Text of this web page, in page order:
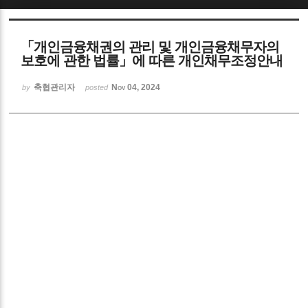
「개인금융채권의 관리 및 개인금융채무자의
보호에 관한 법률」에 따른 개인채무조정안내
by 축협관리자 posted Nov 04, 2024
Sketchbook5, 스케치북5